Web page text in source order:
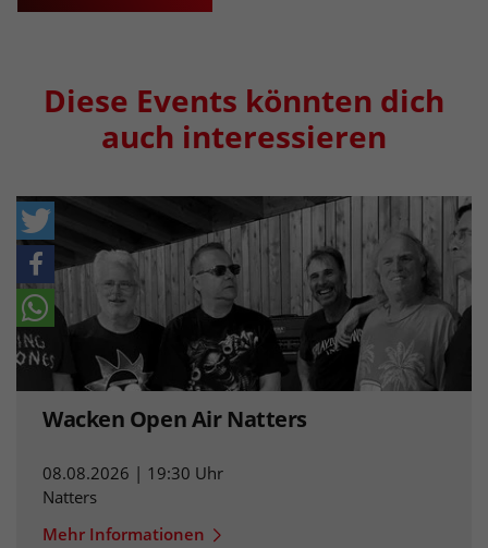
Diese Events könnten dich
auch interessieren
Wacken Open Air Natters
08.08.2026 | 19:30 Uhr
Natters
Mehr Informationen